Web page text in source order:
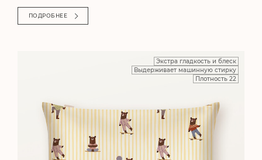
ПОДРОБНЕЕ
Экстра гладкость и блеск
Выдерживает машинную стирку
Плотность 22